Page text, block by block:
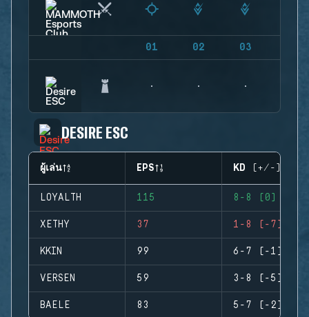
01 02 03
DESIRE ESC
ผู้เล่น EPS KD (+/-)
LOYALTH 115 8-8 (0)
XETHY 37 1-8 (-7)
KKIN 99 6-7 (-1)
VERSEN 59 3-8 (-5)
BAELE 83 5-7 (-2)